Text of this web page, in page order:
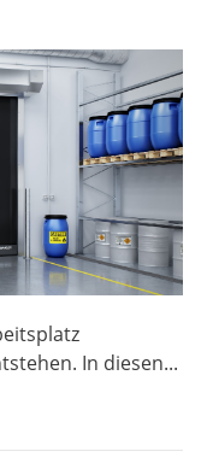
In diesen...